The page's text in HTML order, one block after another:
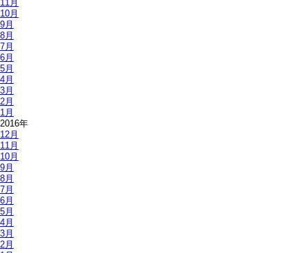
11月
10月
9月
8月
7月
6月
5月
4月
3月
2月
1月
2016年
12月
11月
10月
9月
8月
7月
6月
5月
4月
3月
2月